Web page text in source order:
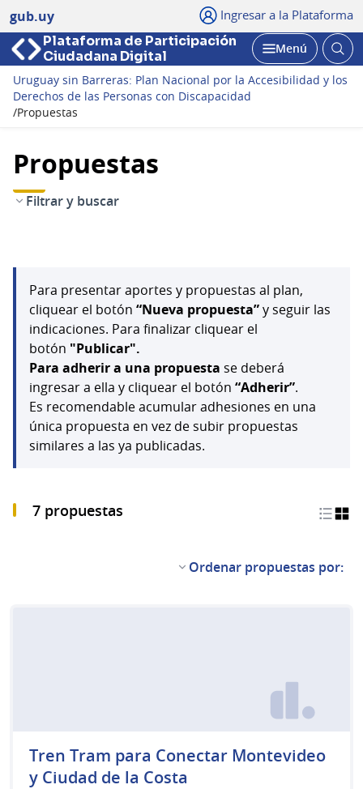
gub.uy Ingresar a la Plataforma
Plataforma de Participación
Ciudadana Digital
Abrir
Menú
Uruguay sin Barreras: Plan Nacional por la Accesibilidad y los
Derechos de las Personas con Discapacidad
/Propuestas
Propuestas
Filtrar y buscar
Para presentar aportes y propuestas al plan,
cliquear el botón “Nueva propuesta”y seguir las
indicaciones. Para finalizar cliquear el
botón "Publicar".
Para adherir a una propuesta se deberá
ingresar a ella y cliquear el botón “Adherir”.
Es recomendable acumular adhesiones en una
única propuesta en vez de subir propuestas
similares a las ya publicadas.
7 propuestas
Ordenar propuestas por:
Tren Tram para Conectar Montevideo
y Ciudad de la Costa